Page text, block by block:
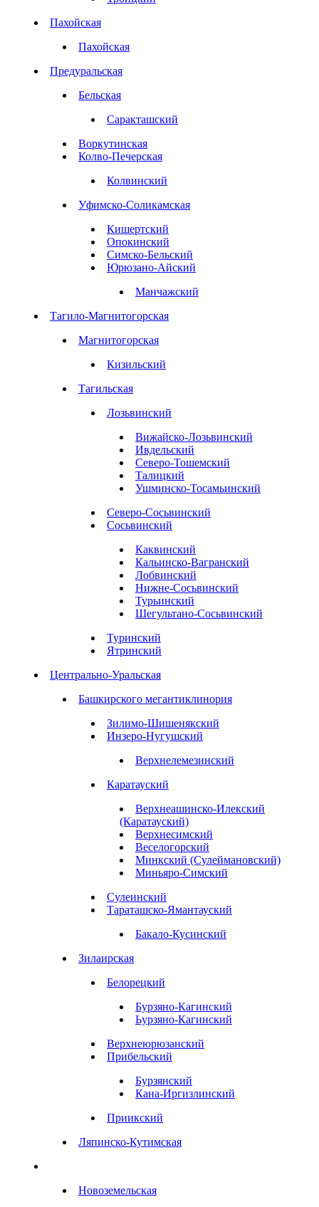
Пахойская
Пахойская
Предуральская
Бельская
Саракташский
Воркутинская
Колво-Печерская
Колвинский
Уфимско-Соликамская
Кишертский
Опокинский
Симско-Бельский
Юрюзано-Айский
Манчажский
Тагило-Магнитогорская
Магнитогорская
Кизильский
Тагильская
Лозьвинский
Вижайско-Лозьвинский
Ивдельский
Северо-Тошемский
Талицкий
Ушминско-Тосамьинский
Северо-Сосьвинский
Сосьвинский
Каквинский
Кальинско-Вагранский
Лобвинский
Нижне-Сосьвинский
Турьинский
Шегультано-Сосьвинский
Туринский
Ятринский
Центрально-Уральская
Башкирского мегантиклинория
Зилимо-Шишенякский
Инзеро-Нугушский
Верхнелемезинский
Каратауский
Верхнеашинско-Илекский
(Каратауский)
Верхнесимский
Веселогорский
Минкский (Сулеймановский)
Миньяро-Симский
Сулеинский
Тараташско-Ямантауский
Бакало-Кусинский
Зилаирская
Белорецкий
Бурзяно-Кагинский
Ьурзяно-Кагинский
Верхнеюрюзанский
Прибельский
Бурзянский
Кана-Иргизлинский
Приикский
Ляпинско-Кутимская
Новоземельская